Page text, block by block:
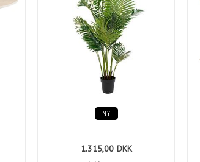
NY
1.315,00 DKK